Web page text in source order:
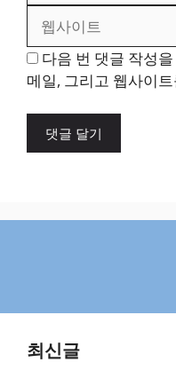
다음 번 댓글 작성
메일, 그리고 웹사이
최신글